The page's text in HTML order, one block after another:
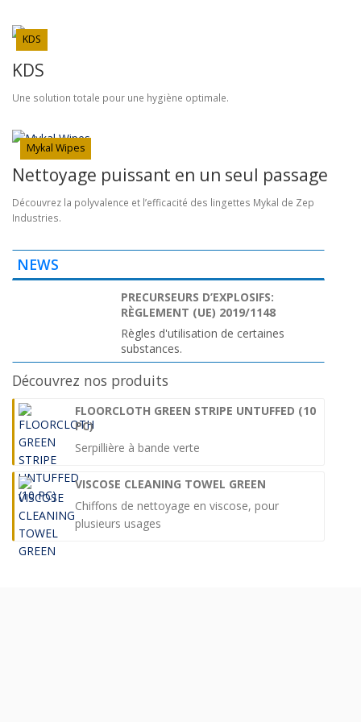
KDS
KDS
Une solution totale pour une hygiène optimale.
Mykal Wipes
Nettoyage puissant en un seul passage
Découvrez la polyvalence et l’efficacité des lingettes Mykal de Zep
Industries.
NEWS
PRECURSEURS D’EXPLOSIFS:
RÈGLEMENT (UE) 2019/1148
Règles d'utilisation de certaines
substances.
Découvrez nos produits
FLOORCLOTH GREEN STRIPE UNTUFFED (10
PC)
Serpillière à bande verte
VISCOSE CLEANING TOWEL GREEN
Chiffons de nettoyage en viscose, pour
plusieurs usages